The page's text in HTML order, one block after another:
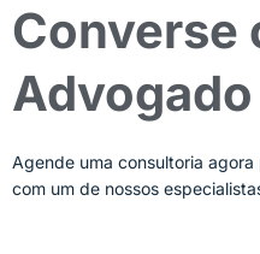
Converse
Advogado
Agende uma consultoria
com um de nossos